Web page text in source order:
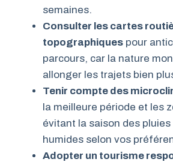
semaines.
Consulter les cartes
topographiques pour
parcours, car la nature
allonger les trajets bien
Tenir compte des
la meilleure période et les
évitant la saison des
humides selon vos
Adopter un tourisme